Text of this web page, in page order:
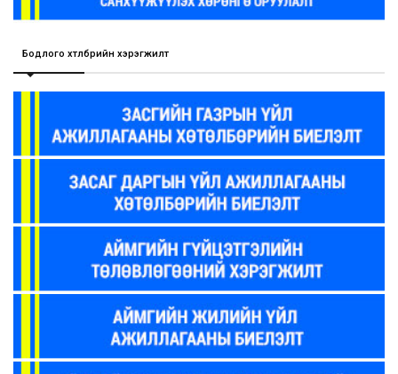
Бодлого хөтөлбөрийн хэрэгжилт